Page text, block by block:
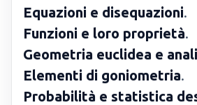
Equazioni e disequazioni.
Funzioni e loro proprietà.
Geometria euclidea e
Elementi di goniometria.
Probabilità e statistica